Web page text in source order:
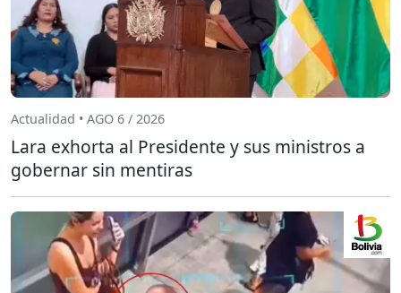
Actualidad • AGO 6 / 2026
Lara exhorta al Presidente y sus ministros a
gobernar sin mentiras